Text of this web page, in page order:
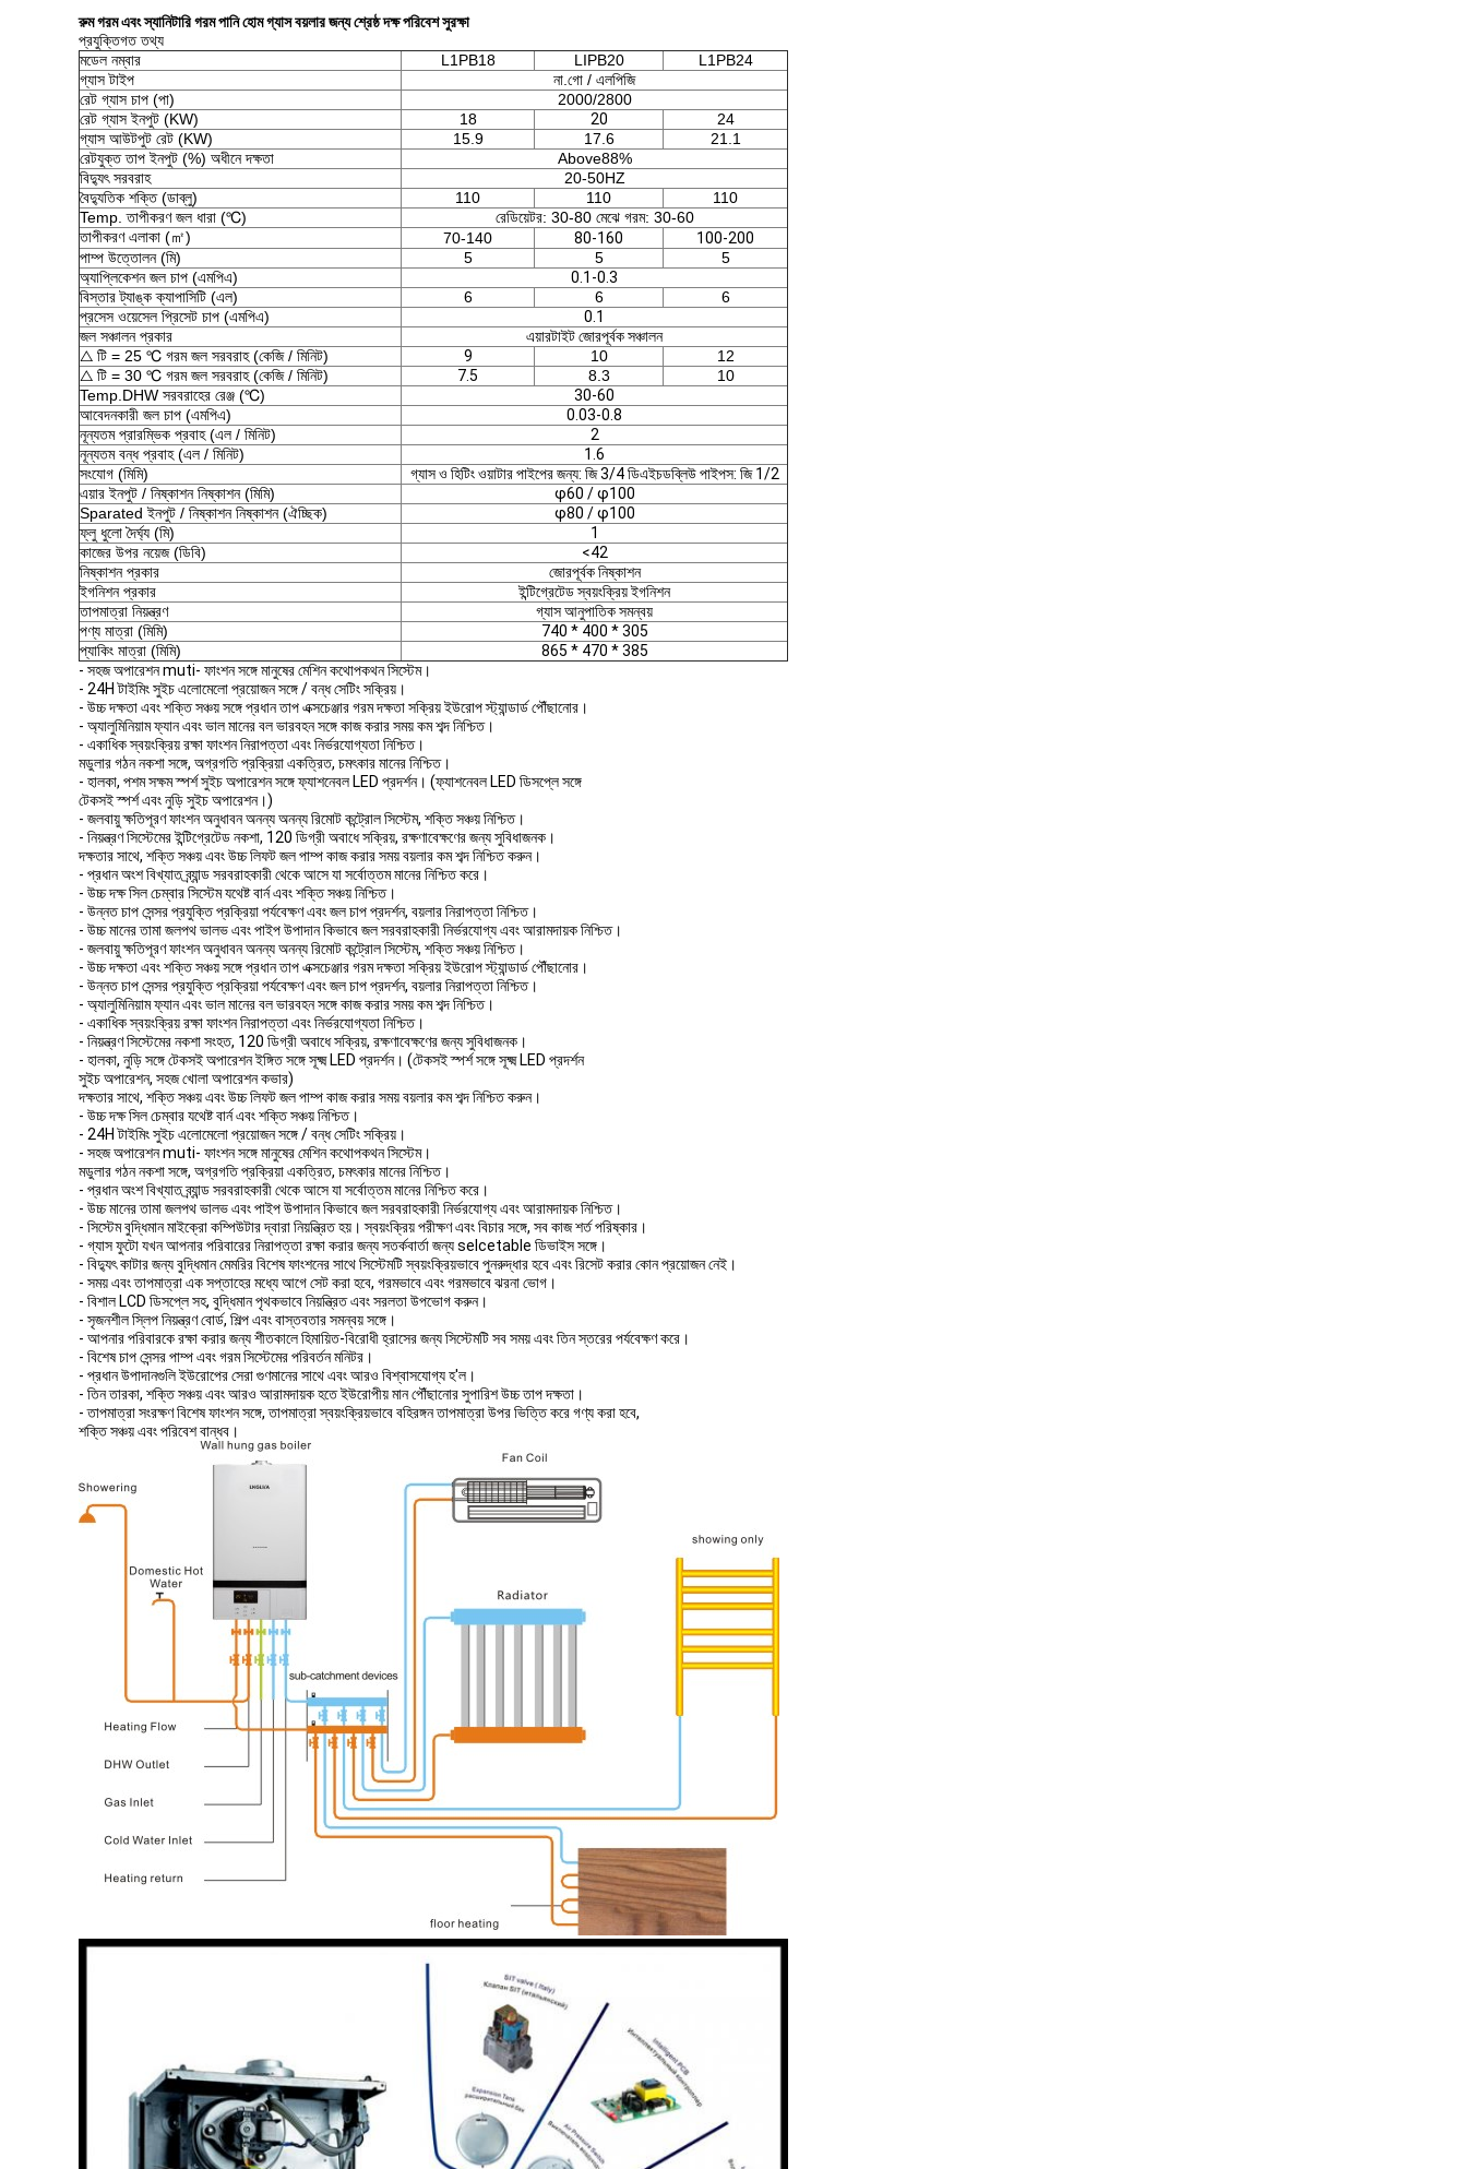
রুম গরম এবং স্যানিটারি গরম পানি হোম গ্যাস বয়লার জন্য শ্রেষ্ঠ দক্ষ পরিবেশ সুরক্ষা
প্রযুক্তিগত তথ্য
মডেল নম্বার
L1PB18 LIPB20
L1PB24
গ্যাস টাইপ
না.গো / এলপিজি
রেট গ্যাস চাপ (পা)
2000/2800
রেট গ্যাস ইনপুট (KW)
18 20
24
গ্যাস আউটপুট রেট (KW)
15.9 17.6
21.1
রেটযুক্ত তাপ ইনপুট (%) অধীনে দক্ষতা
Above88%
বিদ্যুৎ সরবরাহ
20-50HZ
বৈদ্যুতিক শক্তি (ডাব্লু)
110 110
110
Temp. তাপীকরণ জল ধারা (℃)
রেডিয়েটর: 30-80 মেঝে গরম: 30-60
তাপীকরণ এলাকা (㎡)
70-140 80-160
100-200
পাম্প উত্তোলন (মি)
5 5
5
অ্যাপ্লিকেশন জল চাপ (এমপিএ)
0.1-0.3
বিস্তার ট্যাঙ্ক ক্যাপাসিটি (এল)
6 6
6
প্রসেস ওয়েসেল প্রিসেট চাপ (এমপিএ)
0.1
জল সঞ্চালন প্রকার
এয়ারটাইট জোরপূর্বক সঞ্চালন
△ টি = 25 ℃ গরম জল সরবরাহ (কেজি / মিনিট)
9 10
12
△ টি = 30 ℃ গরম জল সরবরাহ (কেজি / মিনিট)
7.5 8.3
10
Temp.DHW সরবরাহের রেঞ্জ (℃)
30-60
আবেদনকারী জল চাপ (এমপিএ)
0.03-0.8
নূন্যতম প্রারম্ভিক প্রবাহ (এল / মিনিট)
2
নূন্যতম বন্ধ প্রবাহ (এল / মিনিট)
1.6
সংযোগ (মিমি)
গ্যাস ও হিটিং ওয়াটার পাইপের জন্য: জি 3/4 ডিএইচডব্লিউ পাইপস: জি 1/2
এয়ার ইনপুট / নিষ্কাশন নিষ্কাশন (মিমি)
φ60 / φ100
Sparated ইনপুট / নিষ্কাশন নিষ্কাশন (ঐচ্ছিক)
φ80 / φ100
ফ্লু ধুলো দৈর্ঘ্য (মি)
1
কাজের উপর নয়েজ (ডিবি)
<42
নিষ্কাশন প্রকার
জোরপূর্বক নিষ্কাশন
ইগনিশন প্রকার
ইন্টিগ্রেটেড স্বয়ংক্রিয় ইগনিশন
তাপমাত্রা নিয়ন্ত্রণ
গ্যাস আনুপাতিক সমন্বয়
পণ্য মাত্রা (মিমি)
740 * 400 * 305
প্যাকিং মাত্রা (মিমি)
865 * 470 * 385
- সহজ অপারেশন muti- ফাংশন সঙ্গে মানুষের মেশিন কথোপকথন সিস্টেম।
- 24H টাইমিং সুইচ এলোমেলো প্রয়োজন সঙ্গে / বন্ধ সেটিং সক্রিয়।
- উচ্চ দক্ষতা এবং শক্তি সঞ্চয় সঙ্গে প্রধান তাপ এক্সচেঞ্জার গরম দক্ষতা সক্রিয় ইউরোপ স্ট্যান্ডার্ড পৌঁছানোর।
- অ্যালুমিনিয়াম ফ্যান এবং ভাল মানের বল ভারবহন সঙ্গে কাজ করার সময় কম শব্দ নিশ্চিত।
- একাধিক স্বয়ংক্রিয় রক্ষা ফাংশন নিরাপত্তা এবং নির্ভরযোগ্যতা নিশ্চিত।
মডুলার গঠন নকশা সঙ্গে, অগ্রগতি প্রক্রিয়া একত্রিত, চমৎকার মানের নিশ্চিত।
- হালকা, পশম সক্ষম স্পর্শ সুইচ অপারেশন সঙ্গে ফ্যাশনেবল LED প্রদর্শন। (ফ্যাশনেবল LED ডিসপ্লে সঙ্গে
টেকসই স্পর্শ এবং নুড়ি সুইচ অপারেশন।)
- জলবায়ু ক্ষতিপূরণ ফাংশন অনুধাবন অনন্য অনন্য রিমোট কন্ট্রোল সিস্টেম, শক্তি সঞ্চয় নিশ্চিত।
- নিয়ন্ত্রণ সিস্টেমের ইন্টিগ্রেটেড নকশা, 120 ডিগ্রী অবাধে সক্রিয়, রক্ষণাবেক্ষণের জন্য সুবিধাজনক।
দক্ষতার সাথে, শক্তি সঞ্চয় এবং উচ্চ লিফট জল পাম্প কাজ করার সময় বয়লার কম শব্দ নিশ্চিত করুন।
- প্রধান অংশ বিখ্যাত ব্র্যান্ড সরবরাহকারী থেকে আসে যা সর্বোত্তম মানের নিশ্চিত করে।
- উচ্চ দক্ষ সিল চেম্বার সিস্টেম যথেষ্ট বার্ন এবং শক্তি সঞ্চয় নিশ্চিত।
- উন্নত চাপ সেন্সর প্রযুক্তি প্রক্রিয়া পর্যবেক্ষণ এবং জল চাপ প্রদর্শন, বয়লার নিরাপত্তা নিশ্চিত।
- উচ্চ মানের তামা জলপথ ভালভ এবং পাইপ উপাদান কিভাবে জল সরবরাহকারী নির্ভরযোগ্য এবং আরামদায়ক নিশ্চিত।
- জলবায়ু ক্ষতিপূরণ ফাংশন অনুধাবন অনন্য অনন্য রিমোট কন্ট্রোল সিস্টেম, শক্তি সঞ্চয় নিশ্চিত।
- উচ্চ দক্ষতা এবং শক্তি সঞ্চয় সঙ্গে প্রধান তাপ এক্সচেঞ্জার গরম দক্ষতা সক্রিয় ইউরোপ স্ট্যান্ডার্ড পৌঁছানোর।
- উন্নত চাপ সেন্সর প্রযুক্তি প্রক্রিয়া পর্যবেক্ষণ এবং জল চাপ প্রদর্শন, বয়লার নিরাপত্তা নিশ্চিত।
- অ্যালুমিনিয়াম ফ্যান এবং ভাল মানের বল ভারবহন সঙ্গে কাজ করার সময় কম শব্দ নিশ্চিত।
- একাধিক স্বয়ংক্রিয় রক্ষা ফাংশন নিরাপত্তা এবং নির্ভরযোগ্যতা নিশ্চিত।
- নিয়ন্ত্রণ সিস্টেমের নকশা সংহত, 120 ডিগ্রী অবাধে সক্রিয়, রক্ষণাবেক্ষণের জন্য সুবিধাজনক।
- হালকা, নুড়ি সঙ্গে টেকসই অপারেশন ইঙ্গিত সঙ্গে সূক্ষ্ম LED প্রদর্শন। (টেকসই স্পর্শ সঙ্গে সূক্ষ্ম LED প্রদর্শন
সুইচ অপারেশন, সহজ খোলা অপারেশন কভার)
দক্ষতার সাথে, শক্তি সঞ্চয় এবং উচ্চ লিফট জল পাম্প কাজ করার সময় বয়লার কম শব্দ নিশ্চিত করুন।
- উচ্চ দক্ষ সিল চেম্বার যথেষ্ট বার্ন এবং শক্তি সঞ্চয় নিশ্চিত।
- 24H টাইমিং সুইচ এলোমেলো প্রয়োজন সঙ্গে / বন্ধ সেটিং সক্রিয়।
- সহজ অপারেশন muti- ফাংশন সঙ্গে মানুষের মেশিন কথোপকথন সিস্টেম।
মডুলার গঠন নকশা সঙ্গে, অগ্রগতি প্রক্রিয়া একত্রিত, চমৎকার মানের নিশ্চিত।
- প্রধান অংশ বিখ্যাত ব্র্যান্ড সরবরাহকারী থেকে আসে যা সর্বোত্তম মানের নিশ্চিত করে।
- উচ্চ মানের তামা জলপথ ভালভ এবং পাইপ উপাদান কিভাবে জল সরবরাহকারী নির্ভরযোগ্য এবং আরামদায়ক নিশ্চিত।
- সিস্টেম বুদ্ধিমান মাইক্রো কম্পিউটার দ্বারা নিয়ন্ত্রিত হয়। স্বয়ংক্রিয় পরীক্ষণ এবং বিচার সঙ্গে, সব কাজ শর্ত পরিষ্কার।
- গ্যাস ফুটো যখন আপনার পরিবারের নিরাপত্তা রক্ষা করার জন্য সতর্কবার্তা জন্য selcetable ডিভাইস সঙ্গে।
- বিদ্যুৎ কাটার জন্য বুদ্ধিমান মেমরির বিশেষ ফাংশনের সাথে সিস্টেমটি স্বয়ংক্রিয়ভাবে পুনরুদ্ধার হবে এবং রিসেট করার কোন প্রয়োজন নেই।
- সময় এবং তাপমাত্রা এক সপ্তাহের মধ্যে আগে সেট করা হবে, গরমভাবে এবং গরমভাবে ঝরনা ভোগ।
- বিশাল LCD ডিসপ্লে সহ, বুদ্ধিমান পৃথকভাবে নিয়ন্ত্রিত এবং সরলতা উপভোগ করুন।
- সৃজনশীল স্লিপ নিয়ন্ত্রণ বোর্ড, শিল্প এবং বাস্তবতার সমন্বয় সঙ্গে।
- আপনার পরিবারকে রক্ষা করার জন্য শীতকালে হিমায়িত-বিরোধী হ্রাসের জন্য সিস্টেমটি সব সময় এবং তিন স্তরের পর্যবেক্ষণ করে।
- বিশেষ চাপ সেন্সর পাম্প এবং গরম সিস্টেমের পরিবর্তন মনিটর।
- প্রধান উপাদানগুলি ইউরোপের সেরা গুণমানের সাথে এবং আরও বিশ্বাসযোগ্য হ'ল।
- তিন তারকা, শক্তি সঞ্চয় এবং আরও আরামদায়ক হতে ইউরোপীয় মান পৌঁছানোর সুপারিশ উচ্চ তাপ দক্ষতা।
- তাপমাত্রা সংরক্ষণ বিশেষ ফাংশন সঙ্গে, তাপমাত্রা স্বয়ংক্রিয়ভাবে বহিরঙ্গন তাপমাত্রা উপর ভিত্তি করে গণ্য করা হবে,
শক্তি সঞ্চয় এবং পরিবেশ বান্ধব।